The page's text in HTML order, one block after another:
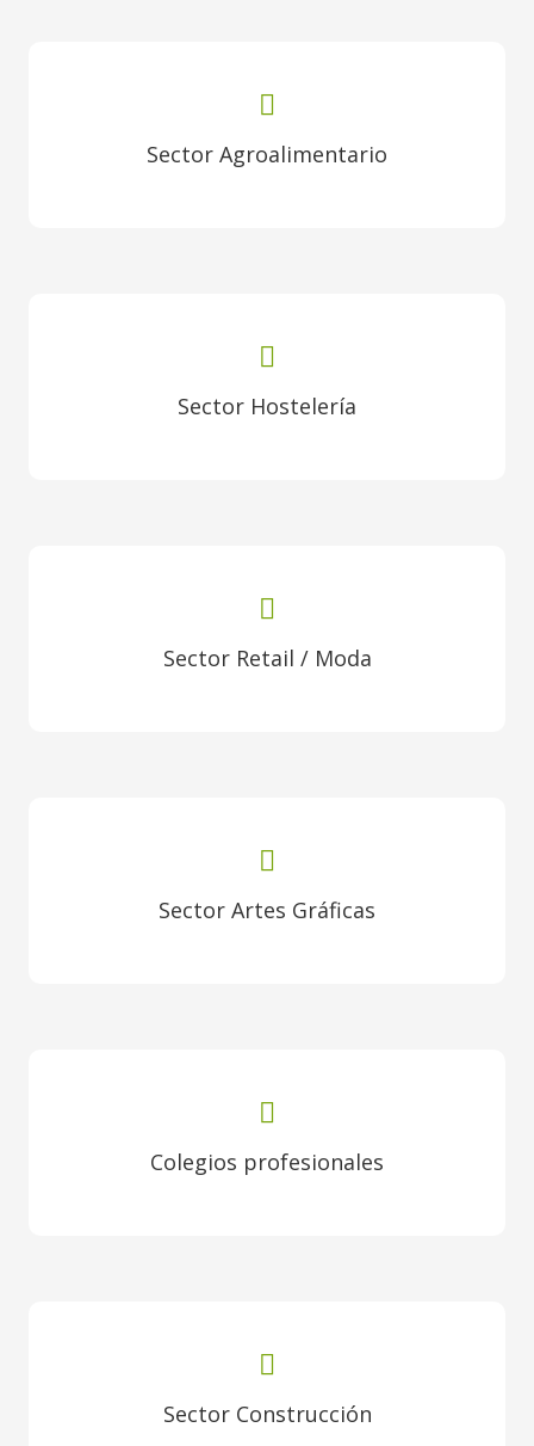
Sector Agroalimentario
Sector Hostelería
Sector Retail / Moda
Sector Artes Gráficas
Colegios profesionales
Sector Construcción